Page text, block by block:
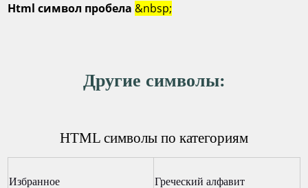
Html символ пробела &nbsp;
Другие символы:
HTML символы по категориям
Избранное Греческий алфавит